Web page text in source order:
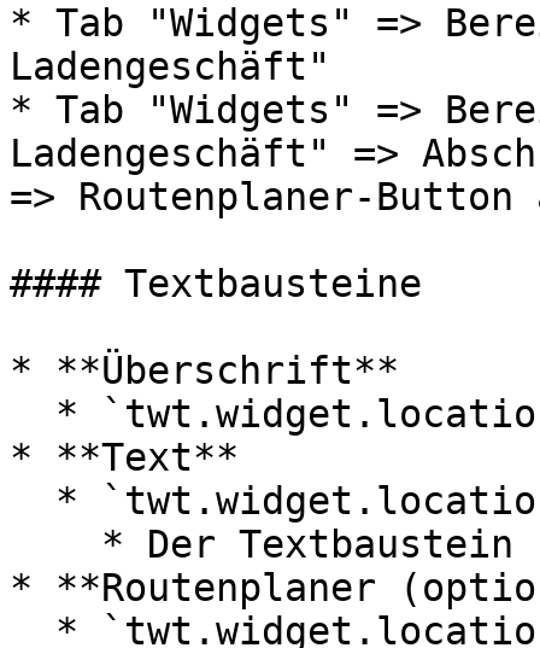
* Tab "Widgets" =>
Ladengeschäft"
* Tab "Widgets" =>
Ladengeschäft" =>
=> Routenplaner-Button
#### Textbausteine
* **Überschrift**
* **Text**
* **Routenplaner